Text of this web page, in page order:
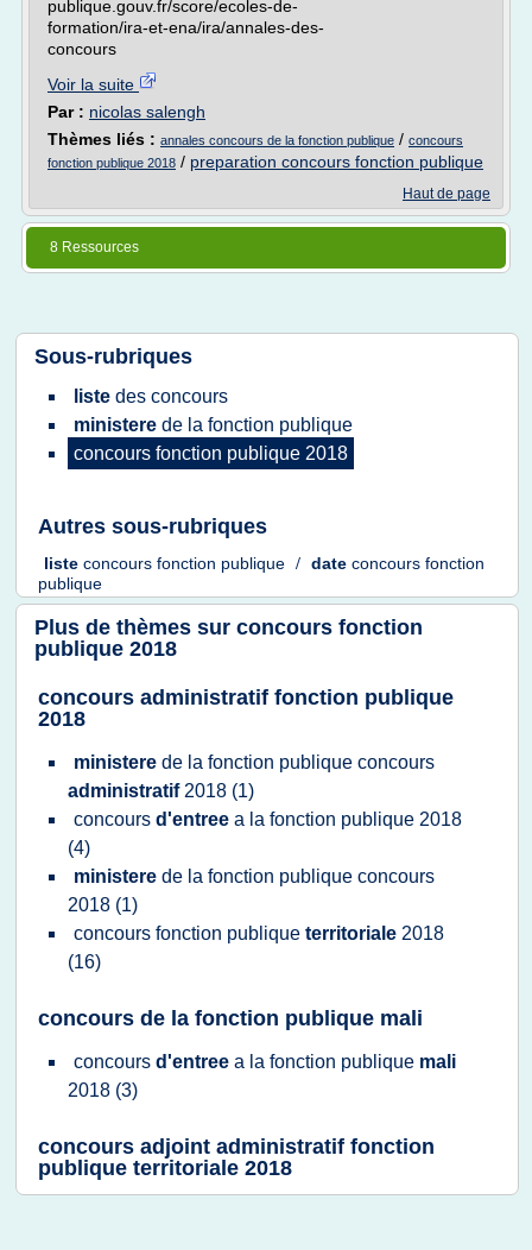
publique.gouv.fr/score/ecoles-de-
formation/ira-et-ena/ira/annales-des-
concours
Voir la suite
Par : nicolas salengh
Thèmes liés : annales concours de la fonction publique / concours
fonction publique 2018 / preparation concours fonction publique
Haut de page
8 Ressources
Sous-rubriques
liste des concours
ministere de la fonction publique
concours fonction publique 2018
Autres sous-rubriques
liste concours fonction publique / date concours fonction
publique
Plus de thèmes sur concours fonction
publique 2018
concours administratif fonction publique
2018
ministere de la fonction publique concours
administratif 2018 (1)
concours d'entree a la fonction publique 2018
(4)
ministere de la fonction publique concours
2018 (1)
concours fonction publique territoriale 2018
(16)
concours de la fonction publique mali
concours d'entree a la fonction publique mali
2018 (3)
concours adjoint administratif fonction
publique territoriale 2018